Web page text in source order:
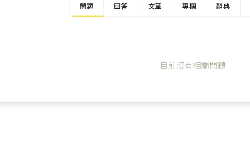
問題 回答 文章 專欄 辭典
目前沒有相關問題